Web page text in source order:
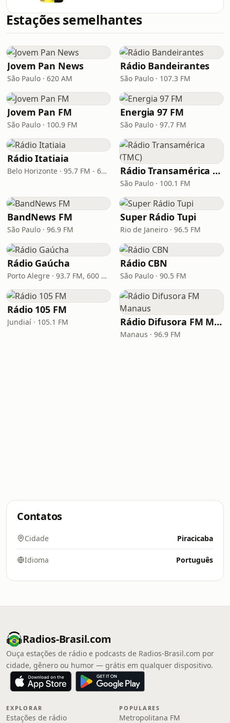
Estações semelhantes
Jovem Pan News
São Paulo · 620 AM
Rádio Bandeirantes
São Paulo · 107.3 FM
Jovem Pan FM
São Paulo · 100.9 FM
Energia 97 FM
São Paulo · 97.7 FM
Rádio Itatiaia
Belo Horizonte · 95.7 FM - 610 AM Rádio Transamérica (TMC)
São Paulo · 100.1 FM
BandNews FM
São Paulo · 96.9 FM
Super Rádio Tupi
Rio de Janeiro · 96.5 FM
Rádio Gaúcha
Porto Alegre · 93.7 FM, 600 AM
Rádio CBN
São Paulo · 90.5 FM
Rádio 105 FM
Jundiaí · 105.1 FM Rádio Difusora FM Manaus
Manaus · 96.9 FM
Contatos
Cidade Piracicaba
Idioma Português
Radios-Brasil.com
Ouça estações de rádio e podcasts de Radios-Brasil.com por
cidade, gênero ou humor — grátis em qualquer dispositivo.
EXPLORAR
Estações de rádio
POPULARES
Metropolitana FM